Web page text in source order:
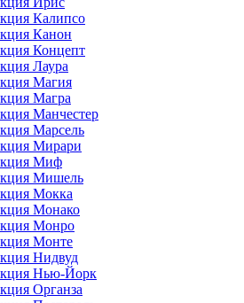
Калипсо
Канон
Концепт
Лаура
Магия
Магра
Манчестер
Марсель
Мирари
Миф
Мишель
Мокка
Монако
Монро
Монте
Нидвуд
Нью-Йорк
Органза